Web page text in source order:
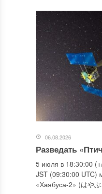
06.08.2026
Разведать
5 июля в 18:30:00
JST (09:30:00 UTC)
«Хаябуса-2» (はや